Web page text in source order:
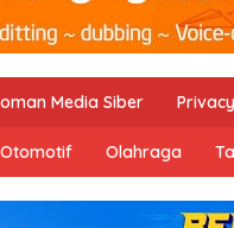
Media Siber
Otomotif Olahraga